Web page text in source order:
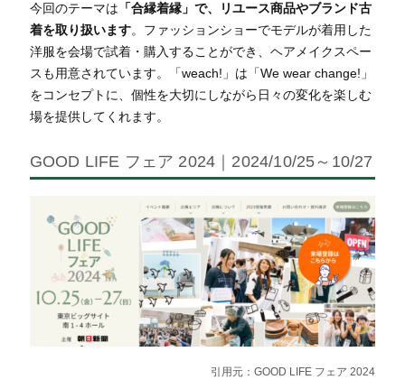
今回のテーマは 「合縁着縁」で、リユース商品やブランド古
着を取り扱います。ファッションショーでモデルが着用した
洋服を会場で試着・購入することができ、ヘアメイクスペー
スも用意されています。「weach!」は「We wear change!」
をコンセプトに、個性を大切にしながら日々の変化を楽しむ
場を提供してくれます。
GOOD LIFE フェア 2024｜2024/10/25～10/27
引用元：GOOD LIFE フェア 2024